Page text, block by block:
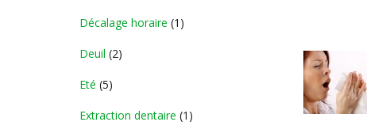
Décalage horaire (1)
Deuil (2)
Eté (5)
Extraction dentaire (1)